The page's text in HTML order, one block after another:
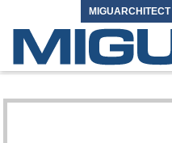
MIGUARCHITECT